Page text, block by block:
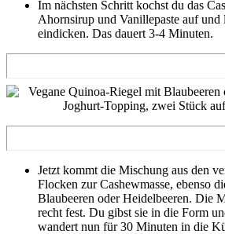
Im nächsten Schritt kochst du das
Ahornsirup und Vanillepaste auf und
eindicken. Das dauert 3-4 Minuten.
Jetzt kommt die Mischung aus den
Flocken zur Cashewmasse, ebenso
Blaubeeren oder Heidelbeeren. Die
recht fest. Du gibst sie in die Form
wandert nun für 30 Minuten in die